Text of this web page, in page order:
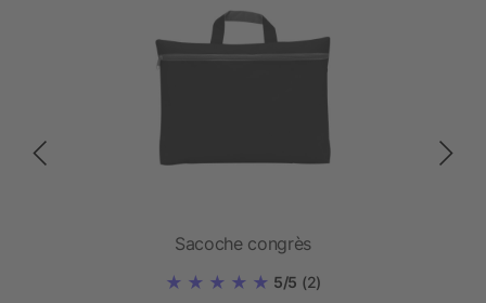
Sacoche congrès
5/5 (2)